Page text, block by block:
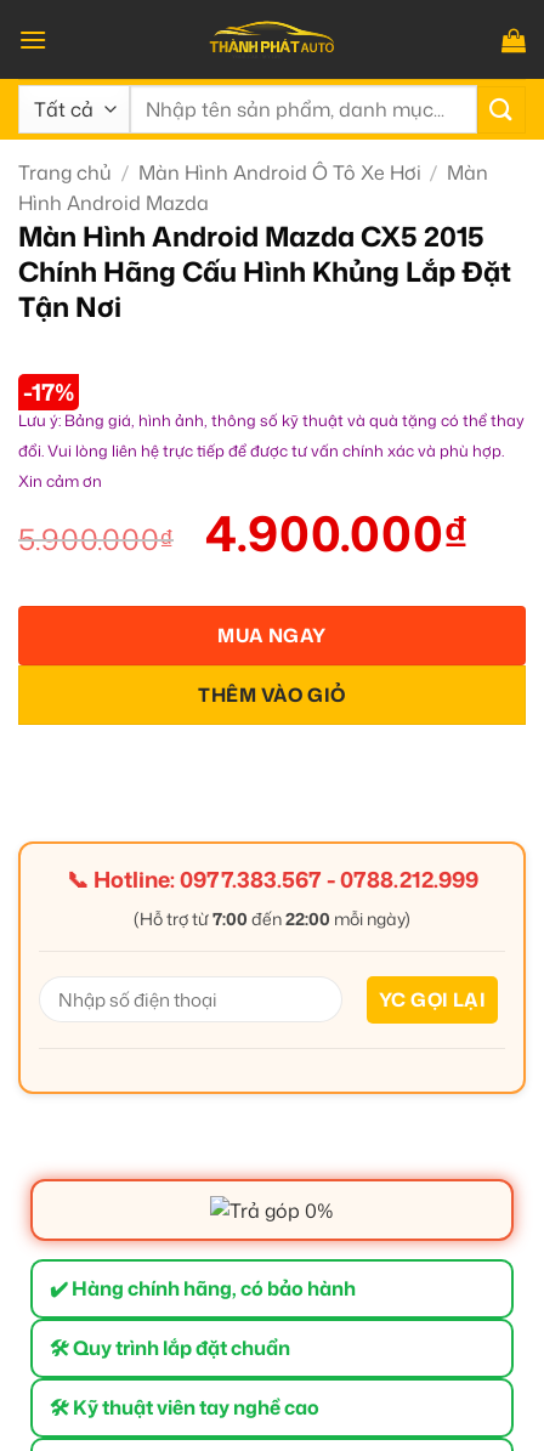
qua
nội
dung
Tìm
Trang chủ / Màn Hình Android Ô Tô Xe Hơi / Màn
Hình Android Mazda
Màn Hình Android Mazda CX5 2015
Chính Hãng Cấu Hình Khủng Lắp Đặt
Tận Nơi
-17%
Lưu ý: Bảng giá, hình ảnh, thông số kỹ thuật và quà tặng có thể thay
đổi. Vui lòng liên hệ trực tiếp để được tư vấn chính xác và phù hợp.
Xin cảm ơn
5.900.000₫ 4.900.000₫
THÊM VÀO GIỎ
MUA NGAY
📞 Hotline:0977.383.567-0788.212.999
(Hỗ trợ từ7:00 đến22:00 mỗi ngày)
✔️ Hàng chính hãng, có bảo hành
🛠 Quy trình lắp đặt chuẩn
🛠 Kỹ thuật viên tay nghề cao